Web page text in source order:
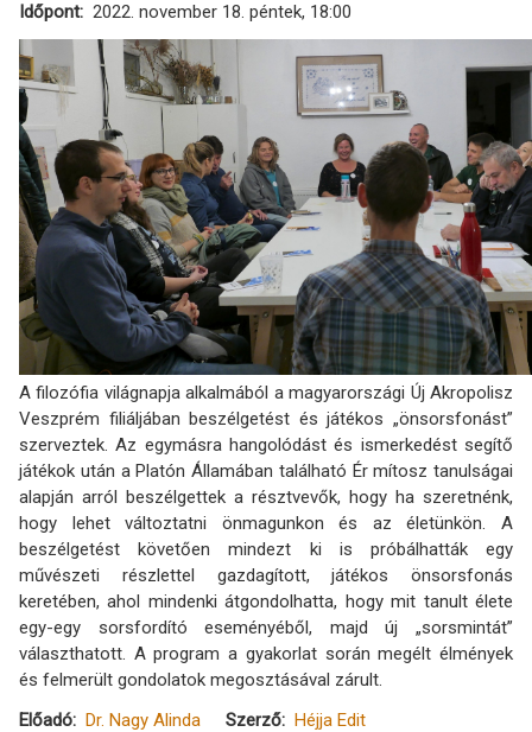
Időpont
2022. november 18. péntek, 18:00
A filozófia világnapja alkalmából a magyarországi Új Akropolisz
Veszprém filiáljában beszélgetést és játékos „önsorsfonást”
szerveztek. Az egymásra hangolódást és ismerkedést segítő
játékok után a Platón Államában található Ér mítosz tanulságai
alapján arról beszélgettek a résztvevők, hogy ha szeretnénk,
hogy lehet változtatni önmagunkon és az életünkön. A
beszélgetést követően mindezt ki is próbálhatták egy
művészeti részlettel gazdagított, játékos önsorsfonás
keretében, ahol mindenki átgondolhatta, hogy mit tanult élete
egy-egy sorsfordító eseményéből, majd új „sorsmintát”
választhatott. A program a gyakorlat során megélt élmények
és felmerült gondolatok megosztásával zárult.
Előadó
Dr. Nagy Alinda
Szerző Héjja Edit